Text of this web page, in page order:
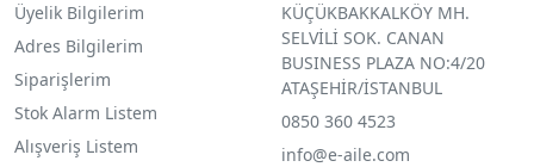
Üyelik Bilgilerim
Adres Bilgilerim
Siparişlerim
Stok Alarm Listem
Alışveriş Listem
KÜÇÜKBAKKALKÖY MH.
SELVİLİ SOK. CANAN
BUSINESS PLAZA NO:4/20
ATAŞEHİR/İSTANBUL
0850 360 4523
info@e-aile.com